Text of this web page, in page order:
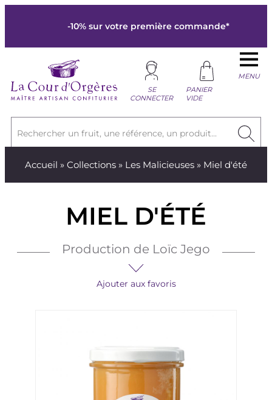
-10% sur votre première commande*
Rechercher un fruit, une référence, un produit...
SE
CONNECTER
PANIER
VIDE
MENU
Accueil » Collections » Les Malicieuses » Miel d'été
MIEL D'ÉTÉ
Production de Loïc Jego
Ajouter aux favoris